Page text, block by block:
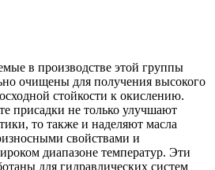
в производстве этой группы
очищены для получения высокого
стойкости к окислению.
присадки не только улучшают
то также и наделяют масла
свойствами и
диапазоне температур. Эти
для гидравлических систем